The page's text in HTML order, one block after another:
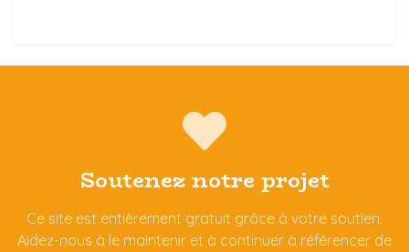
Soutenez notre projet
Ce site est entièrement gratuit grâce à votre soutien.
Aidez-nous à le maintenir et à continuer à référencer de